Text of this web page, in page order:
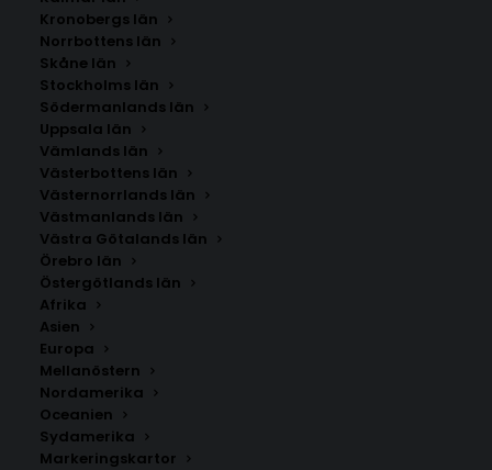
Kronobergs län
Norrbottens län
Skåne län
Stockholms län
Södermanlands län
Uppsala län
Vämlands län
Västerbottens län
Västernorrlands län
Västmanlands län
Västra Götalands län
Örebro län
Östergötlands län
Afrika
Asien
Europa
Mellanöstern
Nordamerika
Oceanien
Sydamerika
Markeringskartor
Strömsbruk
Storlek
Stil
350.00 kr